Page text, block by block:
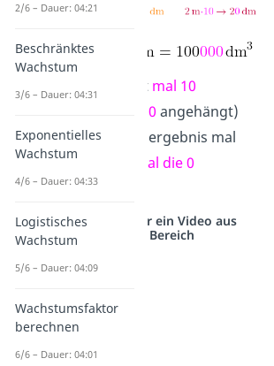
Du hast bei jedem Wert mal 10
0 angehängt)
und hast somit das Endergebnis mal
1000gerechnet (
drei mal die 0
angehängt).
Studyflix vernetzt: Hier ein Video aus
einem anderen Bereich
2/6 – Dauer: 04:21
Beschränktes
Wachstum
3/6 – Dauer: 04:31
Exponentielles
Wachstum
4/6 – Dauer: 04:33
Logistisches
Wachstum
5/6 – Dauer: 04:09
Wachstumsfaktor
berechnen
6/6 – Dauer: 04:01